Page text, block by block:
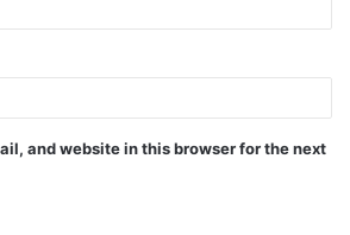
and website in this browser for the next